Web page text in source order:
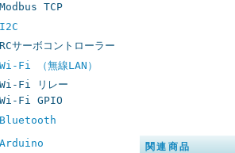
Modbus TCP
I2C
RCサーボコントローラー
Wi-Fi （無線LAN）
Wi-Fi リレー
Wi-Fi GPIO
Bluetooth
Arduino
関連商品